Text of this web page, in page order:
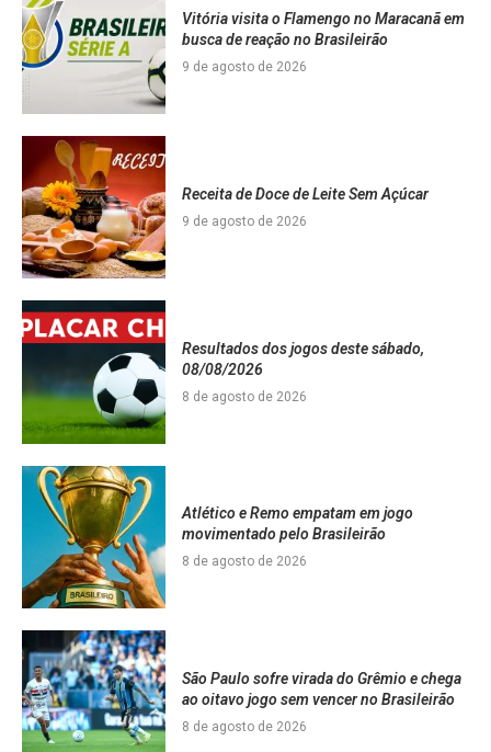
Vitória visita o Flamengo no Maracanã em
busca de reação no Brasileirão
9 de agosto de 2026
Receita de Doce de Leite Sem Açúcar
9 de agosto de 2026
Resultados dos jogos deste sábado,
08/08/2026
8 de agosto de 2026
Atlético e Remo empatam em jogo
movimentado pelo Brasileirão
8 de agosto de 2026
São Paulo sofre virada do Grêmio e chega
ao oitavo jogo sem vencer no Brasileirão
8 de agosto de 2026